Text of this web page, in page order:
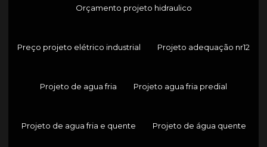
Orçamento projeto hidraulico
Preço projeto elétrico industrial Projeto adequação nr12
Projeto de agua fria Projeto agua fria predial
Projeto de agua fria e quente Projeto de água quente